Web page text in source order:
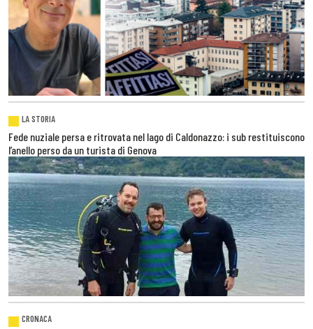
LA STORIA
Fede nuziale persa e ritrovata nel lago di Caldonazzo: i sub restituiscono
l’anello perso da un turista di Genova
CRONACA